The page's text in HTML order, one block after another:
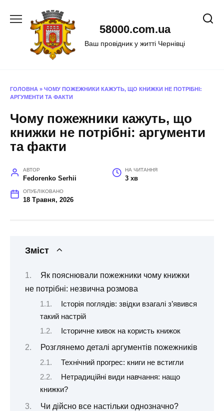
58000.com.ua
Ваш провідник у житті Чернівці
ГОЛОВНА » ЧОМУ ПОЖЕЖНИКИ КАЖУТЬ, ЩО КНИЖКИ НЕ ПОТРІБНІ:
АРГУМЕНТИ ТА ФАКТИ
Чому пожежники кажуть, що
книжки не потрібні: аргументи
та факти
АВТОР
Fedorenko Serhii
НА ЧИТАННЯ
3 хв
ОПУБЛІКОВАНО
18 Травня, 2026
Зміст
Як пояснювали пожежники чому книжки
не потрібні: незвична розмова
Історія поглядів: звідки взагалі з’явився
такий настрій
Історичне кивок на користь книжок
Розглянемо деталі аргументів пожежників
Технічний прогрес: книги не встигли
Нетрадиційні види навчання: нащо
книжки?
Чи дійсно все настільки однозначно?